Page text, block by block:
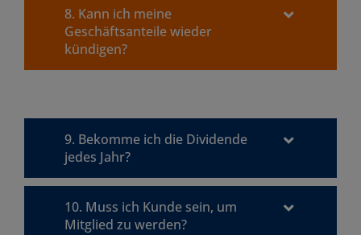
8. Kann ich meine
Geschäftsanteile wieder
kündigen?
9. Bekomme ich die Dividende
jedes Jahr?
10. Muss ich Kunde sein, um
Mitglied zu werden?